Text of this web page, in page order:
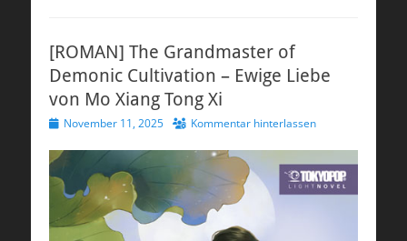
[ROMAN] The Grandmaster of
Demonic Cultivation – Ewige Liebe
von Mo Xiang Tong Xi
Veröffentlicht
November 11, 2025 Kommentar hinterlassen